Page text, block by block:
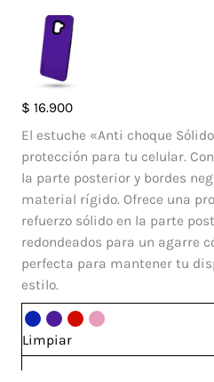
$ 16.900
El estuche «Anti choque
protección para tu celular.
la parte posterior y bordes
material rígido. Ofrece una
refuerzo sólido en la parte
redondeados para un agarre
perfecta para mantener tu
estilo.
Limpiar
Case
Motomo
Samsung
Galaxy
A8
plus
cantidad